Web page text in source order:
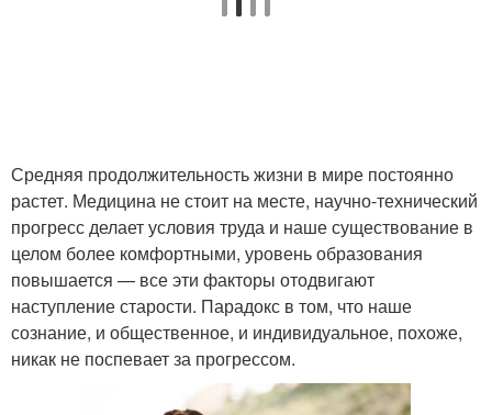
Средняя продолжительность жизни в мире постоянно
растет. Медицина не стоит на месте, научно-технический
прогресс делает условия труда и наше существование в
целом более комфортными, уровень образования
повышается — все эти факторы отодвигают
наступление старости. Парадокс в том, что наше
сознание, и общественное, и индивидуальное, похоже,
никак не поспевает за прогрессом.